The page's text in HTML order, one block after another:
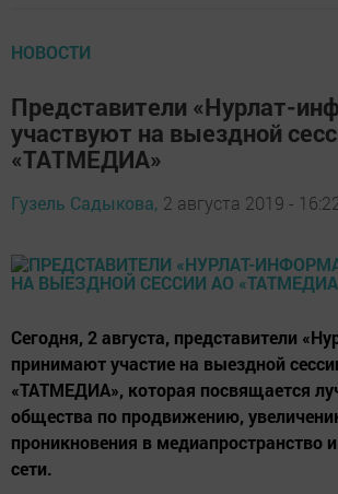
НОВОСТИ
Представители «Нурлат-
участвуют на выездной
«ТАТМЕДИА»
Гузель Садыкова, 2 августа 2019 -
Сегодня, 2 августа, представители
принимают участие на выездной
«ТАТМЕДИА», которая посвящается
общества по продвижению,
проникновения в медиапространство
сети.